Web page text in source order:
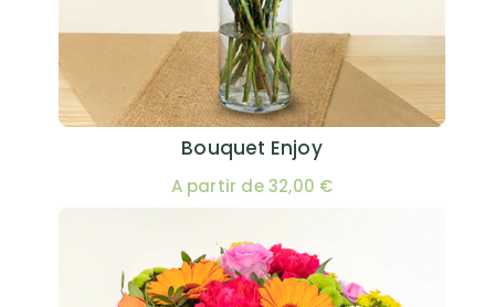
Bouquet Enjoy
A partir de 32,00 €